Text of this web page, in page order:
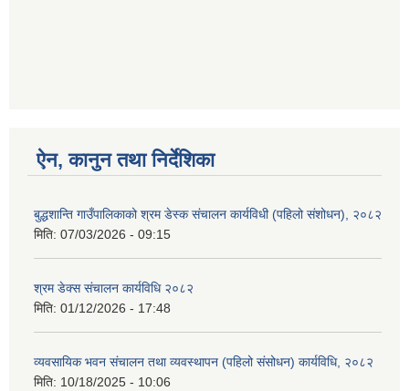
ऐन, कानुन तथा निर्देशिका
बुद्धशान्ति गाउँपालिकाको श्रम डेस्क संचालन कार्यविधी (पहिलो संशोधन), २०८२
मिति: 07/03/2026 - 09:15
श्रम डेक्स संचालन कार्यविधि २०८२
मिति: 01/12/2026 - 17:48
व्यवसायिक भवन संचालन तथा व्यवस्थापन (पहिलो संसोधन) कार्यविधि, २०८२
मिति: 10/18/2025 - 10:06